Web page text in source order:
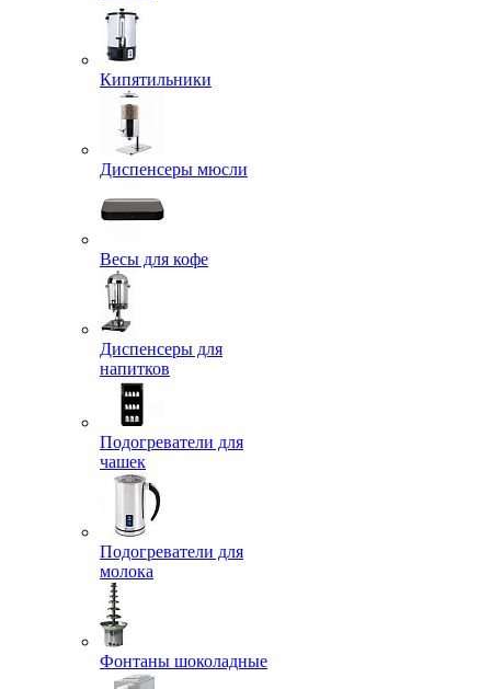
Кипятильники
Диспенсеры мюсли
Весы для кофе
Диспенсеры для
напитков
Подогреватели для
чашек
Подогреватели для
молока
Фонтаны шоколадные